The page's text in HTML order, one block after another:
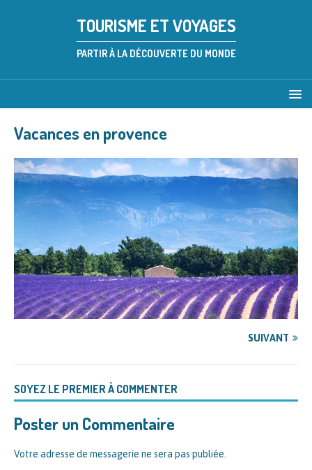
TOURISME ET VOYAGES
PARTIR À LA DÉCOUVERTE DU MONDE
Vacances en provence
SUIVANT
SOYEZ LE PREMIER À COMMENTER
Poster un Commentaire
Votre adresse de messagerie ne sera pas publiée.